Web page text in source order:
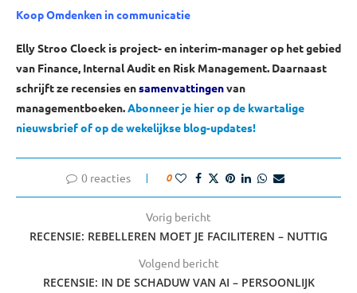
Koop Omdenken in communicatie
Elly Stroo Cloeck is project- en interim-manager op het gebied
van Finance, Internal Audit en Risk Management. Daarnaast
schrijft ze recensies ensamenvattingenvan
managementboeken.Abonneer je hier op de kwartalige
nieuwsbrief of op de wekelijkse blog-updates!
0 reacties 0
Vorig bericht
RECENSIE: REBELLEREN MOET JE FACILITEREN – NUTTIG
Volgend bericht
RECENSIE: IN DE SCHADUW VAN AI – PERSOONLIJK